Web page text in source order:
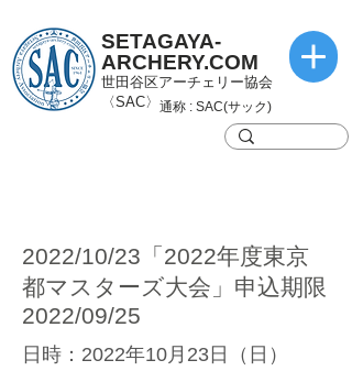
SETAGAYA-
ARCHERY.COM
世田谷区アーチェリー協会
〈SAC〉 通称 : SAC(サック)
2022/10/23「2022年度東京
都マスターズ大会」申込期限
2022/09/25
日時：2022年10月23日（日）